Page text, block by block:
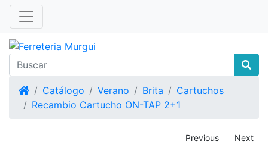
InicioCatálogo Verano Brita
Cartuchos
Recambio Cartucho ON-TAP 2+1
Previous Next